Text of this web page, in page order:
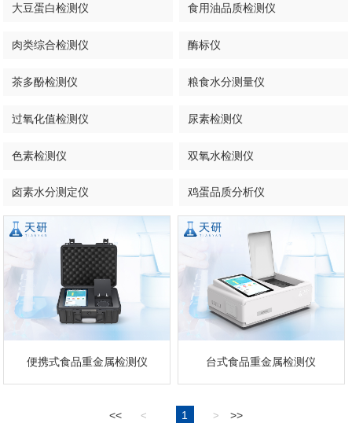
大豆蛋白检测仪 食用油品质检测仪
肉类综合检测仪 酶标仪
茶多酚检测仪 粮食水分测量仪
过氧化值检测仪 尿素检测仪
色素检测仪 双氧水检测仪
卤素水分测定仪 鸡蛋品质分析仪
便携式食品重金属检测仪 台式食品重金属检测仪
<< < 1 > >>